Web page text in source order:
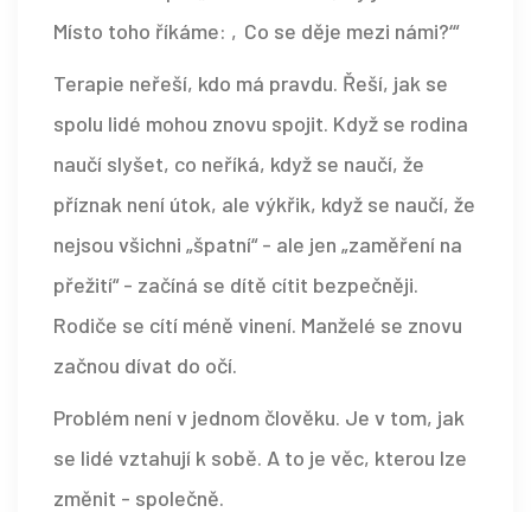
Místo toho říkáme: ‚Co se děje mezi námi?‘“
Terapie neřeší, kdo má pravdu. Řeší, jak se
spolu lidé mohou znovu spojit. Když se rodina
naučí slyšet, co neříká, když se naučí, že
příznak není útok, ale výkřik, když se naučí, že
nejsou všichni „špatní“ - ale jen „zaměření na
přežití“ - začíná se dítě cítit bezpečněji.
Rodiče se cítí méně vinení. Manželé se znovu
začnou dívat do očí.
Problém není v jednom člověku. Je v tom, jak
se lidé vztahují k sobě. A to je věc, kterou lze
změnit - společně.